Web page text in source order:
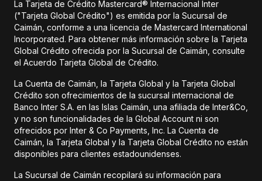
La Tarjeta de Crédito Mastercard® Internacional Inter
("Tarjeta Global Crédito") es emitida por la Sucursal de
Caimán, conforme a una licencia de Mastercard International
Incorporated. Para obtener más información sobre la Tarjeta
Global Crédito ofrecida por la Sucursal de Caimán, consulte
el Acuerdo Tarjeta Global de Crédito.
La Cuenta de Caimán, la Tarjeta Global y la Tarjeta Global
Crédito son ofrecimientos de la sucursal internacional de
Banco Inter S.A. en las Islas Caimán, una afiliada de Inter&Co,
y no son funcionalidades de la Global Account ni son
ofrecidos por Inter & Co Payments, Inc. La Cuenta de
Caimán, la Tarjeta Global y la Tarjeta Global Crédito no están
disponibles para clientes estadounidenses.
La Sucursal de Caimán recopilará su información para